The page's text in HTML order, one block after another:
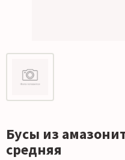
Бусы из
средняя